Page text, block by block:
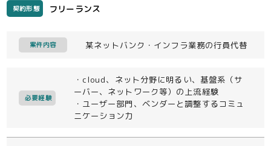
契約形態 フリーランス
案件内容 某ネットバンク・インフラ業務の行員代替
必要経験
・cloud、ネット分野に明るい、基盤系（サ
ーバー、ネットワーク等）の上流経験
・ユーザー部門、ベンダーと調整するコミュ
ニケーション力